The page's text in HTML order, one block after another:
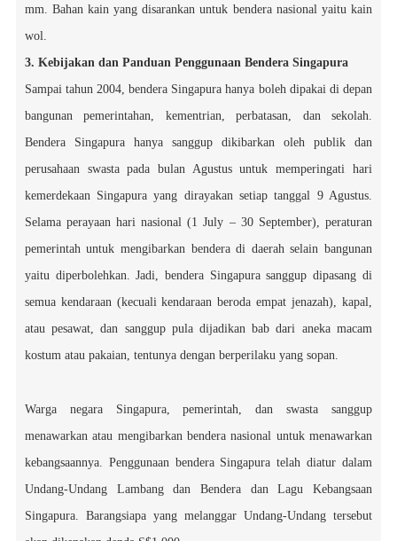
mm. Bahan kain yang disarankan untuk bendera nasional yaitu kain
wol.
3. Kebijakan dan Panduan Penggunaan Bendera Singapura
Sampai tahun 2004, bendera Singapura hanya boleh dipakai di depan
bangunan pemerintahan, kementrian, perbatasan, dan sekolah.
Bendera Singapura hanya sanggup dikibarkan oleh publik dan
perusahaan swasta pada bulan Agustus untuk memperingati hari
kemerdekaan Singapura yang dirayakan setiap tanggal 9 Agustus.
Selama perayaan hari nasional (1 July – 30 September), peraturan
pemerintah untuk mengibarkan bendera di daerah selain bangunan
yaitu diperbolehkan. Jadi, bendera Singapura sanggup dipasang di
semua kendaraan (kecuali kendaraan beroda empat jenazah), kapal,
atau pesawat, dan sanggup pula dijadikan bab dari aneka macam
kostum atau pakaian, tentunya dengan berperilaku yang sopan.
Warga negara Singapura, pemerintah, dan swasta sanggup
menawarkan atau mengibarkan bendera nasional untuk menawarkan
kebangsaannya. Penggunaan bendera Singapura telah diatur dalam
Undang-Undang Lambang dan Bendera dan Lagu Kebangsaan
Singapura. Barangsiapa yang melanggar Undang-Undang tersebut